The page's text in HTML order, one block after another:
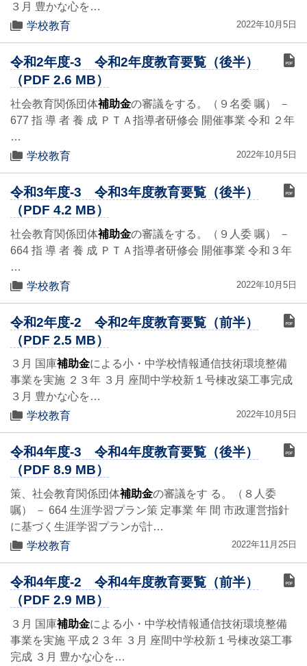
３月 豊かな心を…
学校教育
2022年10月5日
令和2年度-3 令和2年度教育要覧（後半）
（PDF 2.6 MB）
社会教育関係団体補助金の審議をする。（９名委 嘱） －
677 指 導 者 養 成 ＰＴＡ指導者研修会 開催事業 令和 ２年
…
学校教育
2022年10月5日
令和3年度-3 令和3年度教育要覧（後半）
（PDF 4.2 MB）
社会教育関係団体補助金の審議をする。（９人委 嘱） －
664 指 導 者 養 成 ＰＴＡ指導者研修会 開催事業 令和３年
…
学校教育
2022年10月5日
令和2年度-2 令和2年度教育要覧（前半）
（PDF 2.5 MB）
３月 国庫補助金による小・中学校情報通信技術環境整備
事業を実施 ２３年 ３月 座間中学校新１号棟改築工事完成
３月 豊かな心を…
学校教育
2022年10月5日
令和4年度-3 令和4年度教育要覧（後半）
（PDF 8.9 MB）
策、社会教育関係団体補助金の審議をす る。（８人委
嘱） － 664 生涯学習プラン策 定事業 年 間 市政運営指針
に基づく生涯学習プランが計…
学校教育
2022年11月25日
令和4年度-2 令和4年度教育要覧（前半）
（PDF 2.9 MB）
３月 国庫補助金による小・中学校情報通信技術環境整備
事業を実施 平成２３年 ３月 座間中学校新１号棟改築工事
完成 ３月 豊かな心を…